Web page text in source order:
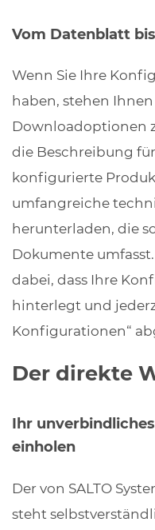
Vom Datenblatt
Wenn Sie Ihre
haben, stehen
Downloadoptionen
die Beschreibung
konfigurierte
umfangreiche
herunterladen, die
Dokumente
dabei, dass Ihre
hinterlegt und
Konfigurationen“
Der direkte
Ihr
einholen
Der von SALTO
steht